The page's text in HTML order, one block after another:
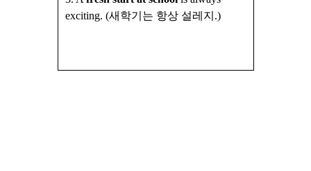
exciting. (새학기는 항상 설레지.)